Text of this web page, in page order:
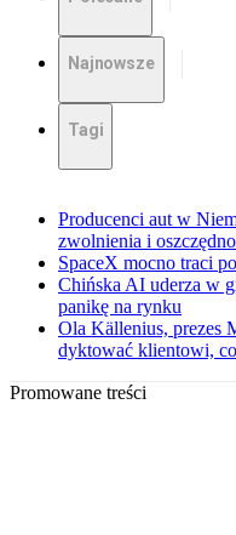
Najnowsze
Tagi
Producenci aut w
zwolnienia i
SpaceX mocno traci
Chińska AI uderza w
panikę na rynku
Ola Källenius, prezes
dyktować klientowi,
Promowane treści